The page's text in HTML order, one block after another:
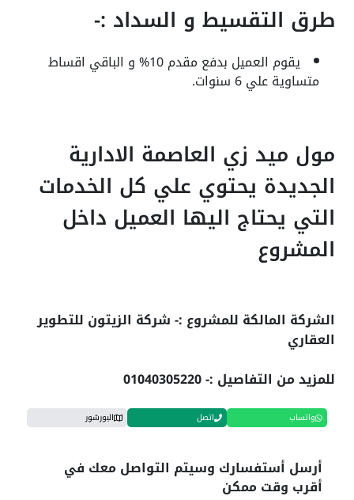
طرق التقسيط و السداد :-
يقوم العميل بدفع مقدم 10% و الباقي اقساط
متساوية علي 6 سنوات.
مول ميد زي العاصمة الادارية
الجديدة يحتوي علي كل الخدمات
التي يحتاج اليها العميل داخل
المشروع
الشركة المالكة للمشروع :- شركة الزيتون للتطوير
العقاري
للمزيد من التفاصيل :- 01040305220
واتساب اتصل البورشور
أرسل أستفسارك وسيتم التواصل معك في
أقرب وقت ممكن